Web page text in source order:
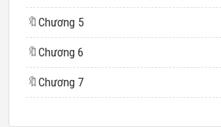
🔖 Chương 5
🔖 Chương 6
🔖 Chương 7